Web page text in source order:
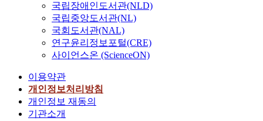
국립장애인도서관(NLD)
국립중앙도서관(NL)
국회도서관(NAL)
연구윤리정보포털(CRE)
사이언스온 (ScienceON)
이용약관
개인정보처리방침
개인정보 재동의
기관소개